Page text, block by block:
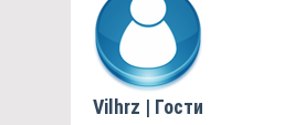
Vilhrz | Гости